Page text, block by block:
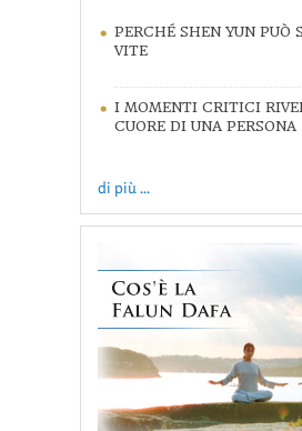
PERCHÉ SHEN YUN PUÒ
VITE
I MOMENTI CRITICI
CUORE DI UNA PERSONA
di più ...